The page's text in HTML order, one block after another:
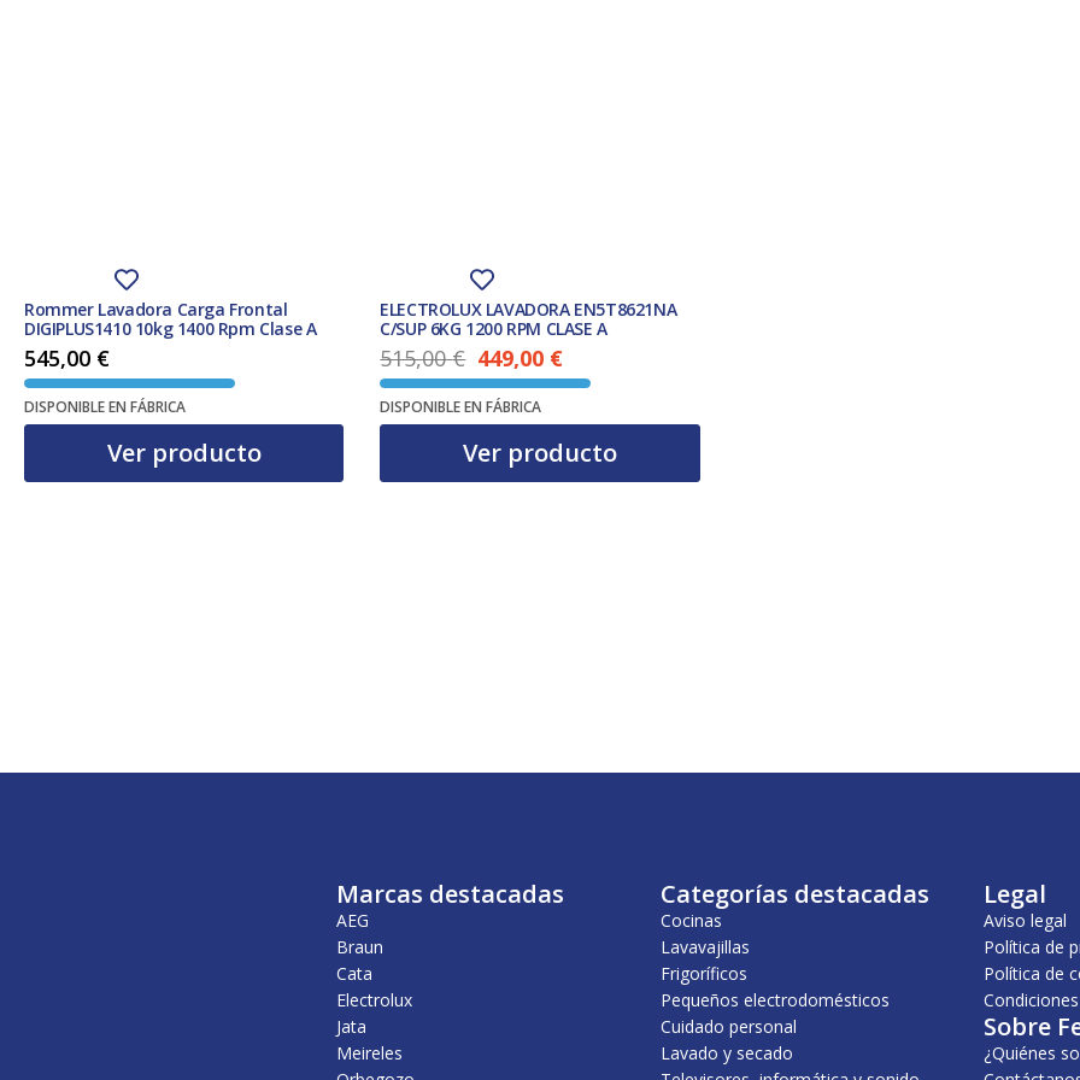
Rommer Lavadora Carga Frontal
DIGIPLUS1410 10kg 1400 Rpm Clase A
545,00 €
DISPONIBLE EN FÁBRICA
Ver producto
ELECTROLUX LAVADORA EN5T8621NA
C/SUP 6KG 1200 RPM CLASE A
515,00€
El precio original era: 515,00 €.
449,00 €
El precio actual es: 449,00 €.
DISPONIBLE EN FÁBRICA
Ver producto
Marcas destacadas
AEG
Braun
Cata
Electrolux
Jata
Meireles
Categorías destacadas
Cocinas
Lavavajillas
Frigoríficos
Pequeños electrodomésticos
Cuidado personal
Lavado y secado
Legal
Aviso legal
Política de
Política de
Sobre
¿Quiénes